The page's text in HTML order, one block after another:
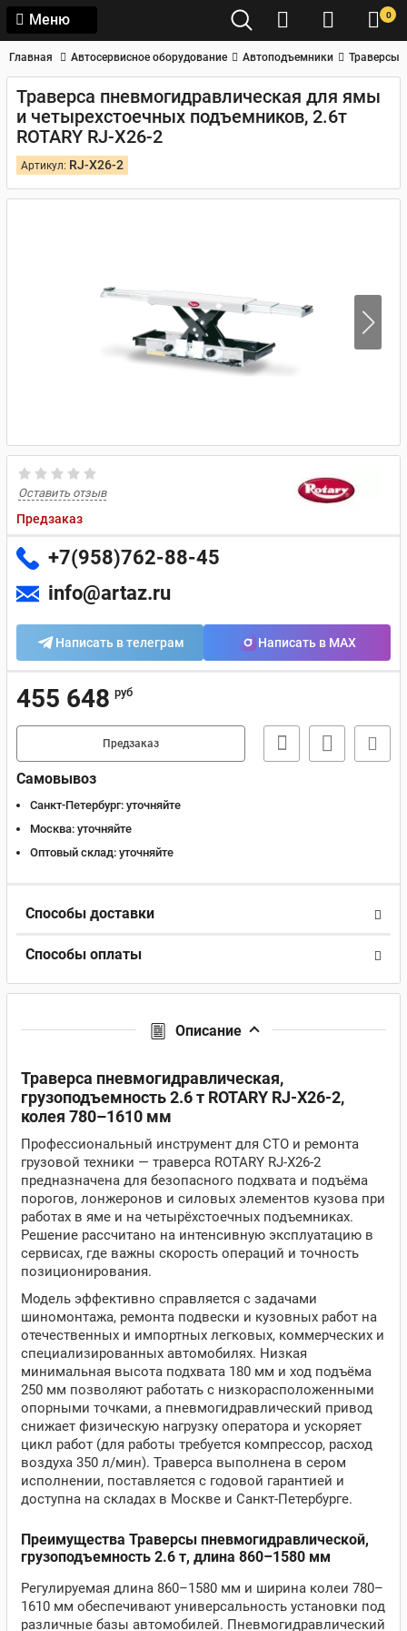
Меню 0
Главная Автосервисное оборудование Автоподъемники Траверсы
Траверса пневмогидравлическая для ямы
и четырехстоечных подъемников, 2.6т
ROTARY RJ-X26-2
Артикул: RJ-X26-2
Оставить отзыв
Предзаказ
+7(958)762-88-45
info@artaz.ru
Написать в телеграм Написать в MAX
455 648 руб
Предзаказ
Самовывоз
Санкт-Петербург: уточняйте
Москва: уточняйте
Оптовый склад: уточняйте
Способы доставки
Способы оплаты
Описание
Траверса пневмогидравлическая,
грузоподъемность 2.6 т ROTARY RJ-X26-2,
колея 780–1610 мм
Профессиональный инструмент для СТО и ремонта
грузовой техники — траверса ROTARY RJ‑X26‑2
предназначена для безопасного подхвата и подъёма
порогов, лонжеронов и силовых элементов кузова при
работах в яме и на четырёхстоечных подъемниках.
Решение рассчитано на интенсивную эксплуатацию в
сервисах, где важны скорость операций и точность
позиционирования.
Модель эффективно справляется с задачами
шиномонтажа, ремонта подвески и кузовных работ на
отечественных и импортных легковых, коммерческих и
специализированных автомобилях. Низкая
минимальная высота подхвата 180 мм и ход подъёма
250 мм позволяют работать с низкорасположенными
опорными точками, а пневмогидравлический привод
снижает физическую нагрузку оператора и ускоряет
цикл работ (для работы требуется компрессор, расход
воздуха 350 л/мин). Траверса выполнена в сером
исполнении, поставляется с годовой гарантией и
доступна на складах в Москве и Санкт‑Петербурге.
Преимущества Траверсы пневмогидравлической,
грузоподъемность 2.6 т, длина 860–1580 мм
Регулируемая длина 860–1580 мм и ширина колеи 780–
1610 мм обеспечивают универсальность установки под
различные базы автомобилей. Пневмогидравлический